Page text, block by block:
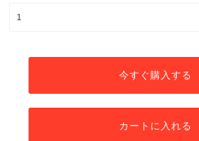
今すぐ購入する
カートに入れる